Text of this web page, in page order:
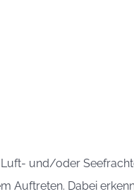
und/oder
Auftreten. Dabei